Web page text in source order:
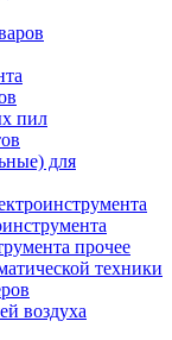
пил
для
прочее
техники
воздуха